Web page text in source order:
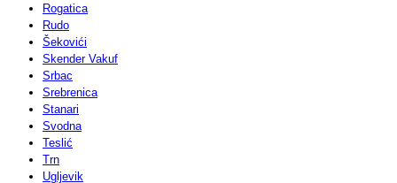
Rogatica
Rudo
Šekovići
Skender Vakuf
Srbac
Srebrenica
Stanari
Svodna
Teslić
Trn
Ugljevik